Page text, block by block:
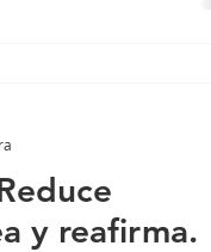
y reafirma.